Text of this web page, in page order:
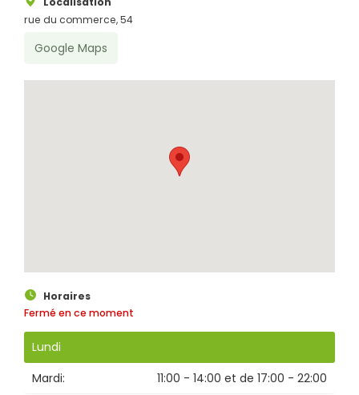
rue du commerce, 54
Google Maps
Horaires
Fermé en ce moment
Lundi
Mardi:
11:00 - 14:00 et de 17:00 - 22:00